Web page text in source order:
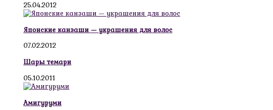
25.04.2012
Японские канзаши — украшения для волос
07.02.2012
Шары темари
05.10.2011
Амигуруми